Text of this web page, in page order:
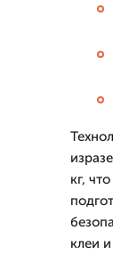
кг,
клеи